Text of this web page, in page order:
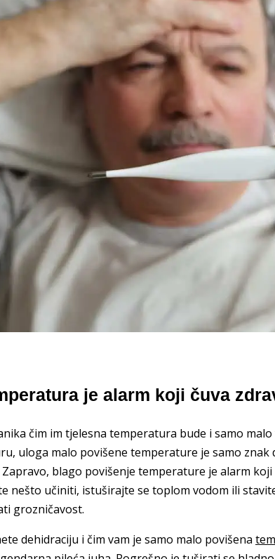
je alarm koji čuva
čim im tjelesna temperatura bude i samo
uloga malo povišene temperature je samo znak
blago povišenje temperature je alarm
nešto učiniti, istuširajte se toplom vodom ili
grozničavost.
dehidraciju i čim vam je samo malo povišena